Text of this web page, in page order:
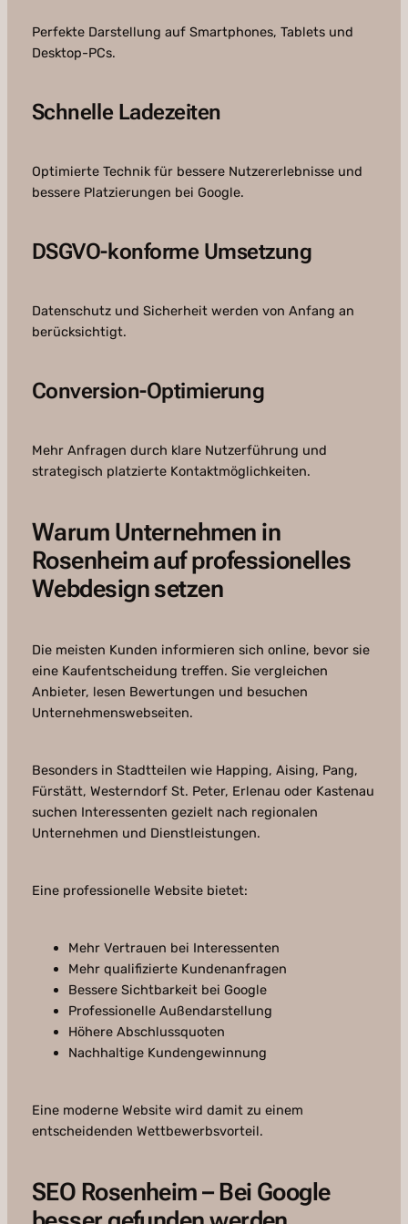
Perfekte Darstellung auf Smartphones, Tablets und
Desktop-PCs.
Schnelle Ladezeiten
Optimierte Technik für bessere Nutzererlebnisse und
bessere Platzierungen bei Google.
DSGVO-konforme Umsetzung
Datenschutz und Sicherheit werden von Anfang an
berücksichtigt.
Conversion-Optimierung
Mehr Anfragen durch klare Nutzerführung und
strategisch platzierte Kontaktmöglichkeiten.
Warum Unternehmen in
Rosenheim auf professionelles
Webdesign setzen
Die meisten Kunden informieren sich online, bevor sie
eine Kaufentscheidung treffen. Sie vergleichen
Anbieter, lesen Bewertungen und besuchen
Unternehmenswebseiten.
Besonders in Stadtteilen wie Happing, Aising, Pang,
Fürstätt, Westerndorf St. Peter, Erlenau oder Kastenau
suchen Interessenten gezielt nach regionalen
Unternehmen und Dienstleistungen.
Eine professionelle Website bietet:
Mehr Vertrauen bei Interessenten
Mehr qualifizierte Kundenanfragen
Bessere Sichtbarkeit bei Google
Professionelle Außendarstellung
Höhere Abschlussquoten
Nachhaltige Kundengewinnung
Eine moderne Website wird damit zu einem
entscheidenden Wettbewerbsvorteil.
SEO Rosenheim – Bei Google